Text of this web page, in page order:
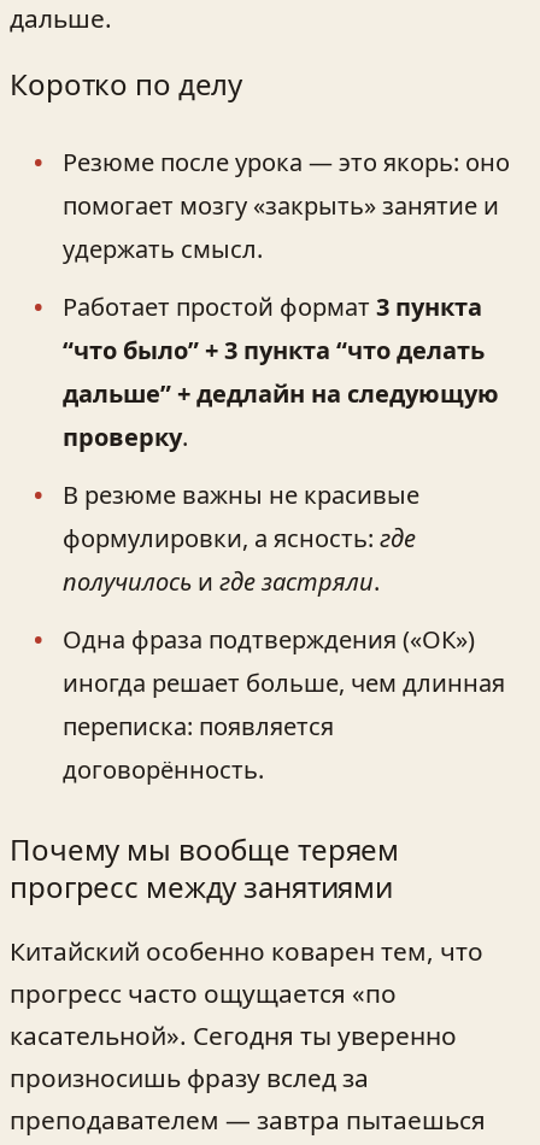
дальше.
Коротко по делу
Резюме после урока — это якорь: оно
помогает мозгу «закрыть» занятие и
удержать смысл.
Работает простой формат 3 пункта
“что было” + 3 пункта “что делать
дальше” + дедлайн на следующую
проверку.
В резюме важны не красивые
формулировки, а ясность: где
получилось и где застряли.
Одна фраза подтверждения («ОК»)
иногда решает больше, чем длинная
переписка: появляется
договорённость.
Почему мы вообще теряем
прогресс между занятиями
Китайский особенно коварен тем, что
прогресс часто ощущается «по
касательной». Сегодня ты уверенно
произносишь фразу вслед за
преподавателем — завтра пытаешься